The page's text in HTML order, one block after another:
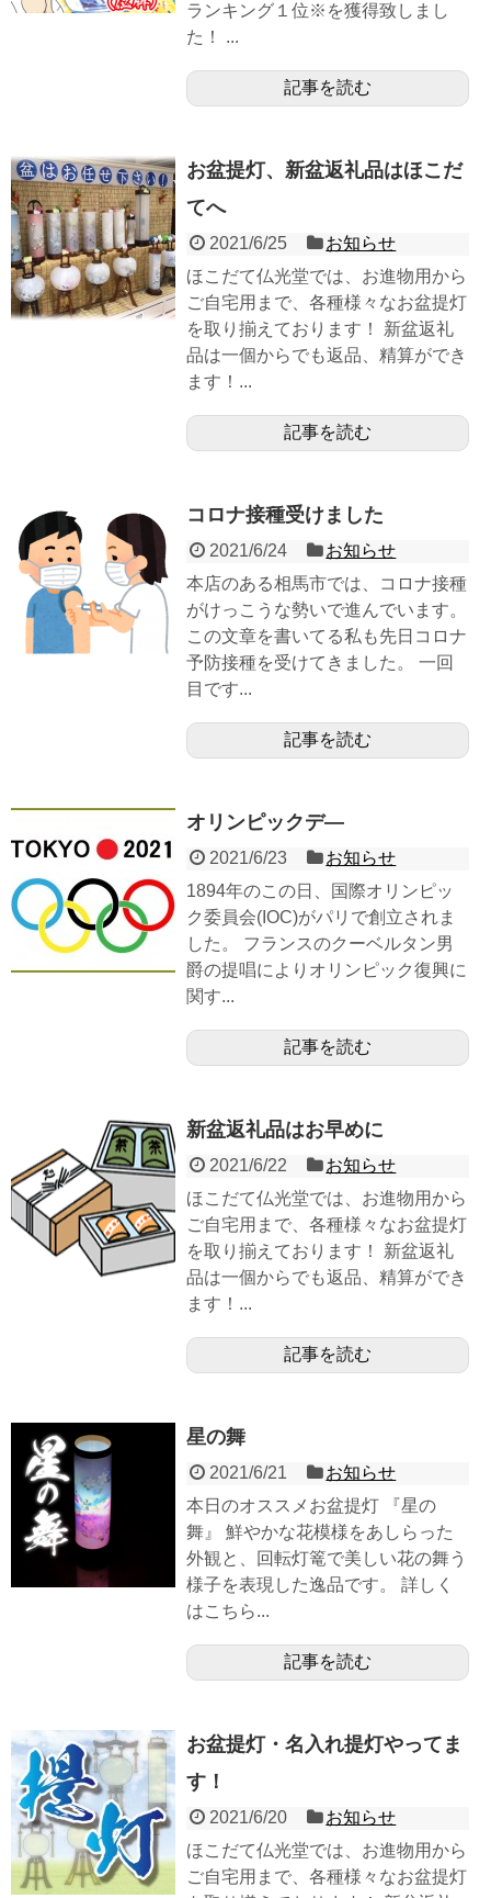
ランキング１位※を獲得致しまし
た！ ...
記事を読む
お盆提灯、新盆返礼品はほこだ
てへ
2021/6/25
お知らせ
ほこだて仏光堂では、お進物用から
ご自宅用まで、各種様々なお盆提灯
を取り揃えております！ 新盆返礼
品は一個からでも返品、精算ができ
ます！...
記事を読む
コロナ接種受けました
2021/6/24
お知らせ
本店のある相馬市では、コロナ接種
がけっこうな勢いで進んでいます。
この文章を書いてる私も先日コロナ
予防接種を受けてきました。 一回
目です...
記事を読む
オリンピックデ―
2021/6/23
お知らせ
1894年のこの日、国際オリンピッ
ク委員会(IOC)がパリで創立されま
した。 フランスのクーベルタン男
爵の提唱によりオリンピック復興に
関す...
記事を読む
新盆返礼品はお早めに
2021/6/22
お知らせ
ほこだて仏光堂では、お進物用から
ご自宅用まで、各種様々なお盆提灯
を取り揃えております！ 新盆返礼
品は一個からでも返品、精算ができ
ます！...
記事を読む
星の舞
2021/6/21
お知らせ
本日のオススメお盆提灯 『星の
舞』 鮮やかな花模様をあしらった
外観と、回転灯篭で美しい花の舞う
様子を表現した逸品です。 詳しく
はこちら...
記事を読む
お盆提灯・名入れ提灯やってま
す！
2021/6/20
お知らせ
ほこだて仏光堂では、お進物用から
ご自宅用まで、各種様々なお盆提灯